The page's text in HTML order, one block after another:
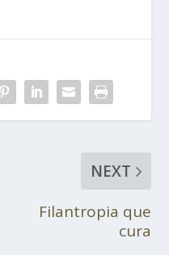
NEXT
Filantropia que
cura